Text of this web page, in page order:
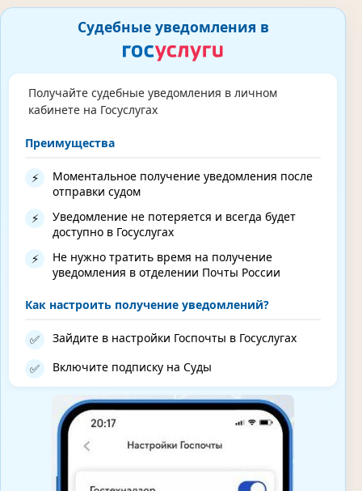
Судебные уведомления в
Получайте судебные уведомления в личном
кабинете на Госуслугах
Преимущества
⚡
Моментальное получение уведомления после
отправки судом
⚡
Уведомление не потеряется и всегда будет
доступно в Госуслугах
⚡
Не нужно тратить время на получение
уведомления в отделении Почты России
Как настроить получение уведомлений?
✅ Зайдите в настройки Госпочты в Госуслугах
✅ Включите подписку на Суды